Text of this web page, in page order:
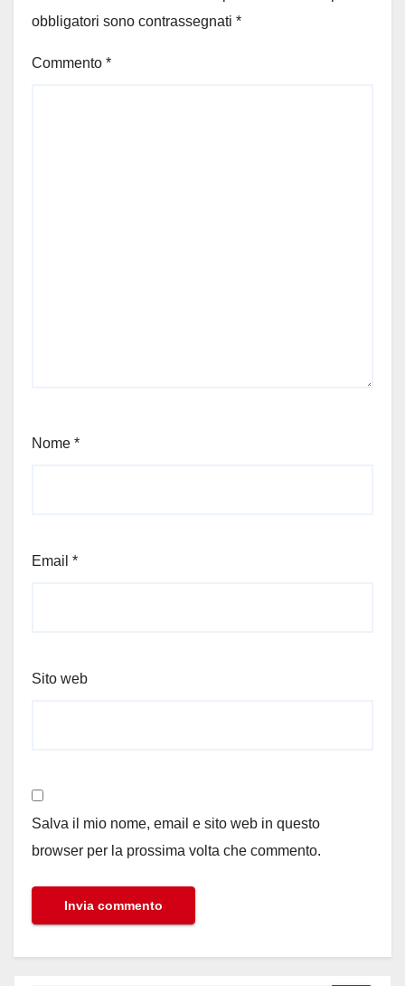
obbligatori sono contrassegnati *
Commento *
Nome *
Email *
Sito web
Salva il mio nome, email e sito web in questo
browser per la prossima volta che commento.